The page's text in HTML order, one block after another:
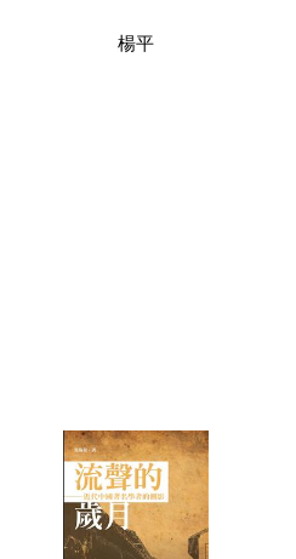
楊平